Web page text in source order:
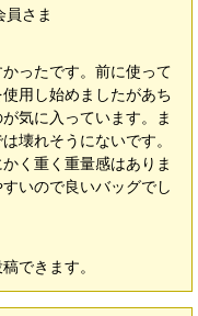
員さま
ったです。前に使って
用し始めましたがあち
気に入っています。ま
壊れそうにないです。
く重く重量感はありま
いので良いバッグでし
できます。